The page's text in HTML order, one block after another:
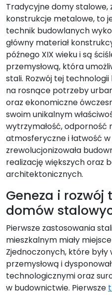
Tradycyjne domy stalowe,
konstrukcje metalowe, to
technik budowlanych
główny materiał
późnego XIX wieku i są
przemysłową, która
stali. Rozwój tej technologii
na rosnące potrzeby
oraz ekonomiczne
swoim unikalnym
wytrzymałość, odporność
atmosferyczne i łatwość
zrewolucjonizowała
realizację większych oraz
architektonicznych.
Geneza i
domów
Pierwsze zastosowania
mieszkalnym miały
Zjednoczonych, które
przemysłową i
technologicznymi oraz
w budownictwie. Pierwsze